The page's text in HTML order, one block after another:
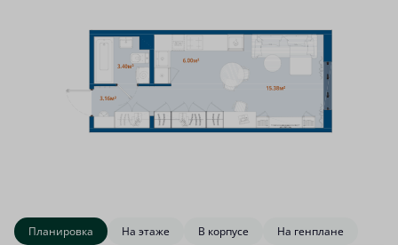
Планировка На этаже В корпусе На генплане